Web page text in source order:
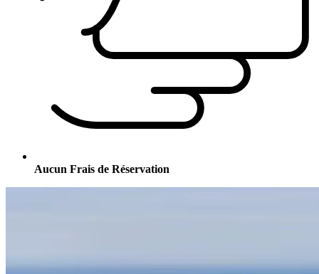
Aucun Frais de Réservation